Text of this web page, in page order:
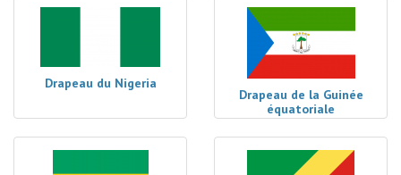
Drapeau du Nigeria
Drapeau de la Guinée
équatoriale